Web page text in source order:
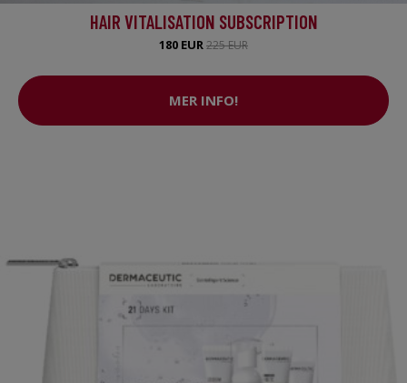
HAIR VITALISATION SUBSCRIPTION
180 EUR225 EUR
MER INFO!